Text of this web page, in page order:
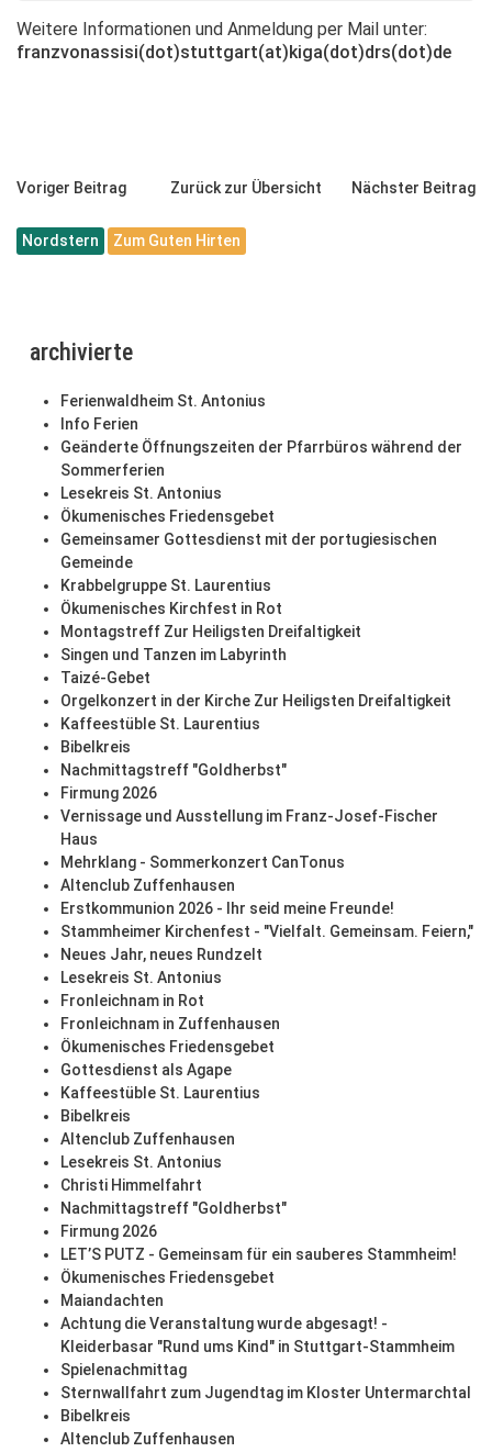
Weitere Informationen und Anmeldung per Mail unter:
franzvonassisi(dot)stuttgart(at)kiga(dot)drs(dot)de
Voriger Beitrag Zurück zur Übersicht Nächster Beitrag
Nordstern Zum Guten Hirten
archivierte
Ferienwaldheim St. Antonius
Info Ferien
Geänderte Öffnungszeiten der Pfarrbüros während der
Sommerferien
Lesekreis St. Antonius
Ökumenisches Friedensgebet
Gemeinsamer Gottesdienst mit der portugiesischen
Gemeinde
Krabbelgruppe St. Laurentius
Ökumenisches Kirchfest in Rot
Montagstreff Zur Heiligsten Dreifaltigkeit
Singen und Tanzen im Labyrinth
Taizé-Gebet
Orgelkonzert in der Kirche Zur Heiligsten Dreifaltigkeit
Kaffeestüble St. Laurentius
Bibelkreis
Nachmittagstreff "Goldherbst"
Firmung 2026
Vernissage und Ausstellung im Franz-Josef-Fischer
Haus
Mehrklang - Sommerkonzert CanTonus
Altenclub Zuffenhausen
Erstkommunion 2026 - Ihr seid meine Freunde!
Stammheimer Kirchenfest - "Vielfalt. Gemeinsam. Feiern,"
Neues Jahr, neues Rundzelt
Lesekreis St. Antonius
Fronleichnam in Rot
Fronleichnam in Zuffenhausen
Ökumenisches Friedensgebet
Gottesdienst als Agape
Kaffeestüble St. Laurentius
Bibelkreis
Altenclub Zuffenhausen
Lesekreis St. Antonius
Christi Himmelfahrt
Nachmittagstreff "Goldherbst"
Firmung 2026
LET’S PUTZ - Gemeinsam für ein sauberes Stammheim!
Ökumenisches Friedensgebet
Maiandachten
Achtung die Veranstaltung wurde abgesagt! -
Kleiderbasar "Rund ums Kind" in Stuttgart-Stammheim
Spielenachmittag
Sternwallfahrt zum Jugendtag im Kloster Untermarchtal
Bibelkreis
Altenclub Zuffenhausen